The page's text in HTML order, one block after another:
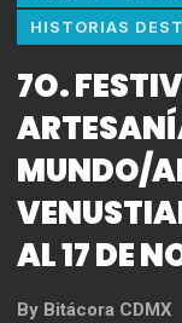
HISTORIAS
7O.
MUNDO/
AL 17 DE
By Bitácora CDMX